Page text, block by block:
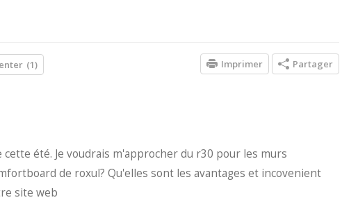
(1) Partager
Imprimer
été. Je voudrais m'approcher du r30 pour les murs
de roxul? Qu'elles sont les avantages et incovenient
site web